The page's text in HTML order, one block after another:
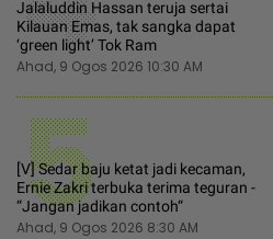
Jalaluddin Hassan teruja sertai
Kilauan Emas, tak sangka dapat
‘green light’ Tok Ram
Ahad, 9 Ogos 2026 10:30 AM
5
[V] Sedar baju ketat jadi kecaman,
Ernie Zakri terbuka terima teguran -
“Jangan jadikan contoh“
Ahad, 9 Ogos 2026 8:30 AM